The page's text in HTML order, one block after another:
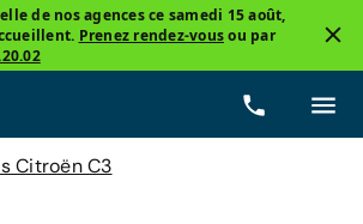
de nos agences ce samedi 15 août,
Prenez rendez-vousou par
Citroën C3